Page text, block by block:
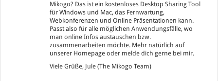
Mikogo? Das ist ein kostenloses Desktop Sharing Tool
für Windows und Mac, das Fernwartung,
Webkonferenzen und Online Präsentationen kann.
Passt also für alle möglichen Anwendungsfälle, wo
man online Infos austauschen bzw.
zusammenarbeiten möchte. Mehr natürlich auf
unserer Homepage oder melde dich gerne bei mir.
Viele Grüße, Jule (The Mikogo Team)